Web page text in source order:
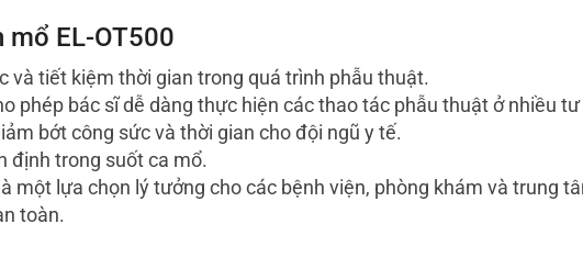
mổ EL-OT500
và tiết kiệm thời gian trong quá trình phẫu thuật.
phép bác sĩ dễ dàng thực hiện các thao tác phẫu thuật ở nhiều
bớt công sức và thời gian cho đội ngũ y tế.
định trong suốt ca mổ.
một lựa chọn lý tưởng cho các bệnh viện, phòng khám và trung
toàn.